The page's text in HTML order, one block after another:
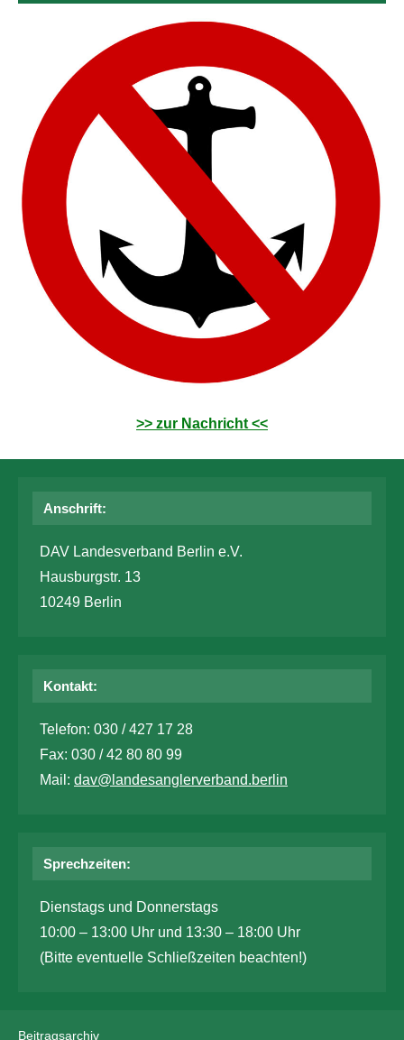
>> zur Nachricht <<
Anschrift:
DAV Landesverband Berlin e.V.
Hausburgstr. 13
10249 Berlin
Kontakt:
Telefon: 030 / 427 17 28
Fax: 030 / 42 80 80 99
Mail: dav@landesanglerverband.berlin
Sprechzeiten:
Dienstags und Donnerstags
10:00 – 13:00 Uhr und 13:30 – 18:00 Uhr
(Bitte eventuelle Schließzeiten beachten!)
Beitragsarchiv